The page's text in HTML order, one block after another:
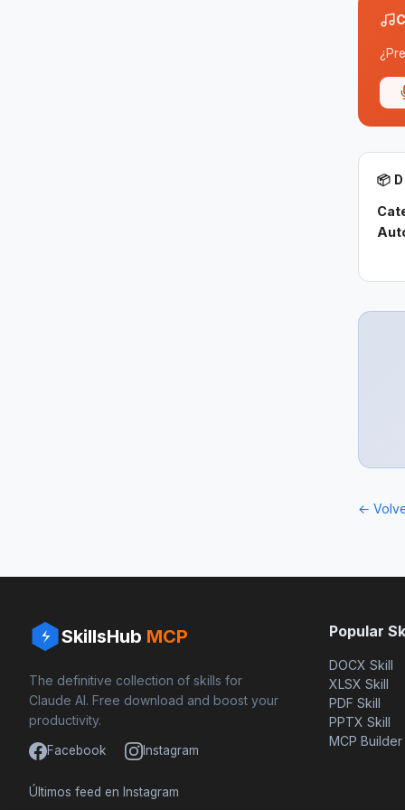
📦
←
SkillsHub MCP
The definitive collection of skills for
Claude AI. Free download and boost your
productivity.
Facebook Instagram
Últimos feed en Instagram
Popular
DOCX Skill
XLSX Skill
PDF Skill
PPTX Skill
MCP Builder